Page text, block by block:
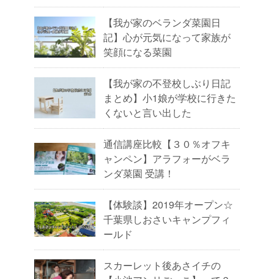
【我が家のベランダ菜園日
記】心が元気になって家族が
笑顔になる菜園
【我が家の不登校しぶり日記
まとめ】小1娘が学校に行きた
くないと言い出した
通信講座比較【３０％オフキ
ャンペン】アラフォーがベラ
ンダ菜園 受講！
【体験談】2019年オープン☆
千葉県しおさいキャンプフィ
ールド
スカーレット後あさイチの